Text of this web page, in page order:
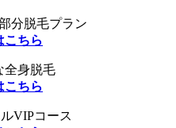
分脱毛プラン
こちら
全身脱毛
こちら
VIPコース